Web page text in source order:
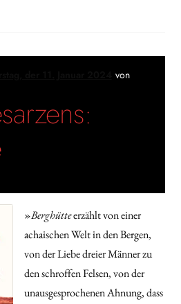
von
»Berghütteerzählt von einer
achaischen Welt in den Bergen,
von der Liebe dreier Männer zu
den schroffen Felsen, von der
unausgesprochenen Ahnung, dass